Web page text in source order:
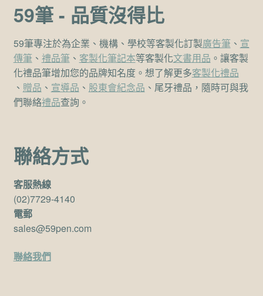
59筆 - 品質沒得比
59筆專注於為企業、機構、學校等客製化訂製廣告筆、 宣
傳筆、 禮品筆、 客製化筆記本等客製化文書用品 。讓客製
化禮品筆增加您的品牌知名度。想了解更多客製化禮品
、 贈品 、 宣導品 、 股東會紀念品 、尾牙禮品，隨時可與我
們聯絡禮品查詢。
聯絡方式
客服熱線
(02)7729-4140
電郵
sales@59pen.com
聯絡我們